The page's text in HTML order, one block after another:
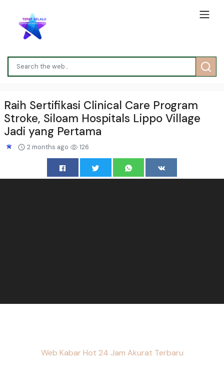
Raih Sertifikasi Clinical Care Program
Stroke, Siloam Hospitals Lippo Village
Jadi yang Pertama
2 months ago 126
Web Kabar Hot 24 Jam Akurat Terbaru